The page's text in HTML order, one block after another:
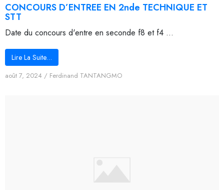
CONCOURS D’ENTREE EN 2nde TECHNIQUE ET
STT
Date du concours d'entre en seconde f8 et f4 ...
Lire La Suite…
août 7, 2024 / Ferdinand TANTANGMO